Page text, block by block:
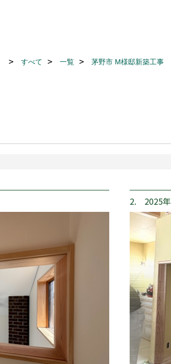
すべて 一覧 茅野市 M様邸新築工事
2. 2025年